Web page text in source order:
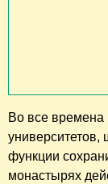
Во все
университетов,
функции
монастырях